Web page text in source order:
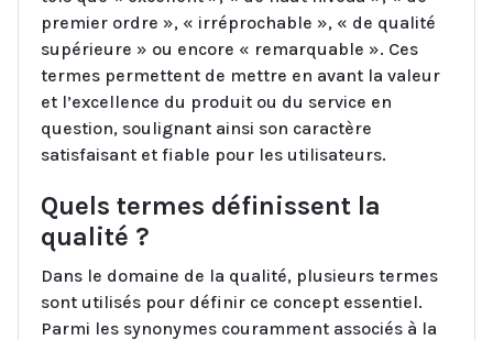
premier ordre », « irréprochable », « de qualité
supérieure » ou encore « remarquable ». Ces
termes permettent de mettre en avant la valeur
et l’excellence du produit ou du service en
question, soulignant ainsi son caractère
satisfaisant et fiable pour les utilisateurs.
Quels termes définissent la
qualité ?
Dans le domaine de la qualité, plusieurs termes
sont utilisés pour définir ce concept essentiel.
Parmi les synonymes couramment associés à la